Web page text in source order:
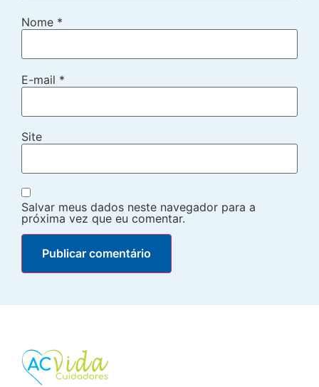
Nome *
E-mail *
Site
Salvar meus dados neste navegador para a
próxima vez que eu comentar.